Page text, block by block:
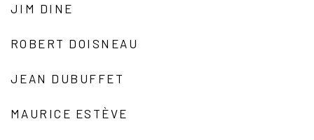
JIM DINE
ROBERT DOISNEAU
JEAN DUBUFFET
MAURICE ESTÈVE